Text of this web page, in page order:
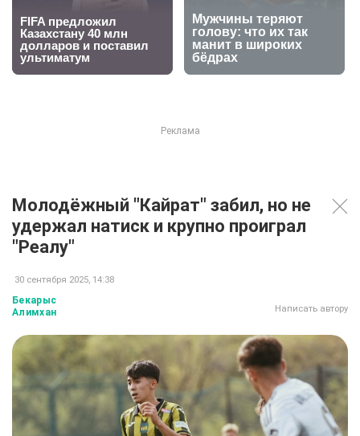
Молодёжный "Кайрат" забил, но не
удержал натиск и крупно проиграл
"Реалу"
30 сентября 2025, 14:38
Бекарыс
Алимхан
Написать автору